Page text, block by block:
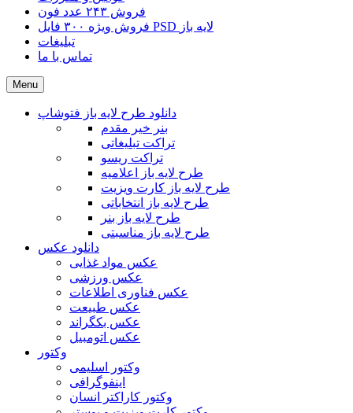
فروش ۲۴۳ عدد فون
فروش ویژه ۳۰۰ فایل PSD لایه باز
تبلیغات
تماس با ما
Menu
دانلود طرح لایه باز فتوشاپ
بنر خیر مقدم
تراکت تبلیغاتی
تراکت ریسو
طرح لایه باز اعلامیه
طرح لایه باز کارت ویزیت
طرح لایه باز انتخاباتی
طرح لایه باز بنر
طرح لایه باز مناسبتی
دانلود عکس
عکس مواد غذایی
عکس ورزشی
عکس فناوری اطلاعات
عکس طبیعت
عکس بکگراند
عکس اتومبیل
وکتور
وکتور اسلیمی
اینفوگرافی
وکتور کاراکتر انسان